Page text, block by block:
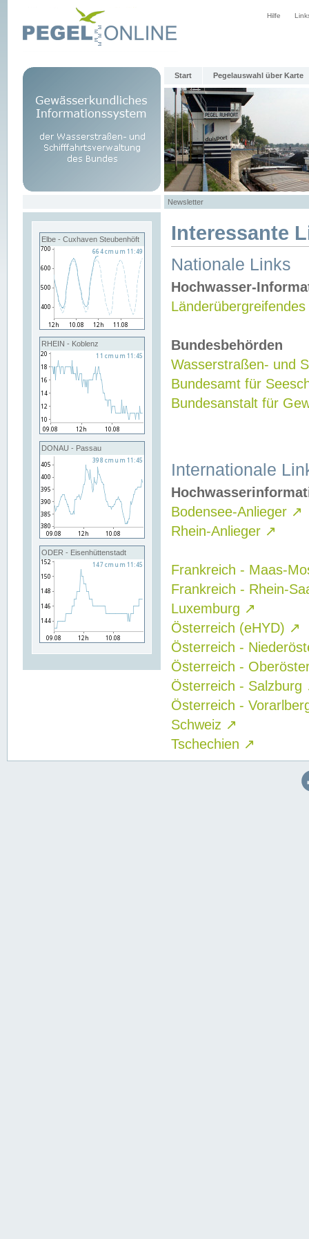
Hilfe
Start Pegelauswahl über Karte
Newsletter
Elbe - Cuxhaven Steubenhöft
RHEIN - Koblenz
DONAU - Passau
ODER - Eisenhüttenstadt
Interessante
Nationale Links
Hochwasser-
Bundesbehörden
Wasserstraßen- und
Bundesamt für
Bundesanstalt für
Internationale
Bodensee-Anlieger ↗
Rhein-Anlieger ↗
Frankreich - Maas-
Frankreich - Rhein-
Luxemburg ↗
Österreich (eHYD) ↗
Österreich -
Österreich -
Österreich - Salzburg
Österreich -
Schweiz ↗
Tschechien ↗